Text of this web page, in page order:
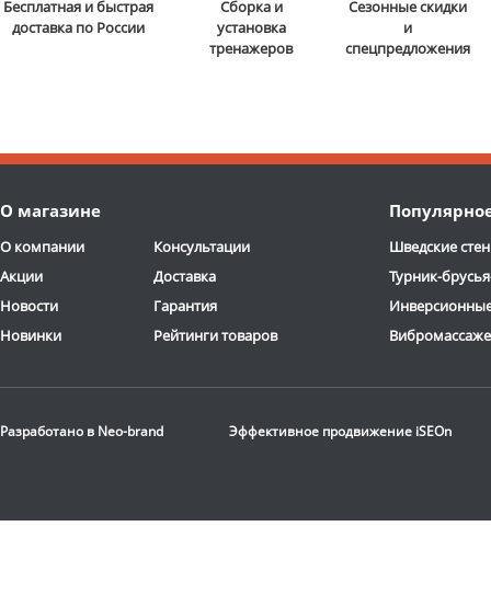
Бесплатная и быстрая
доставка по России
Сборка и
установка
тренажеров
Сезонные скидки
и
спецпредложения
О магазине
О компании
Акции
Новости
Новинки
Консультации
Доставка
Гарантия
Рейтинги товаров
Шведские
Турник-
Разработано в Neo-brand Эффективное продвижение iSEOn